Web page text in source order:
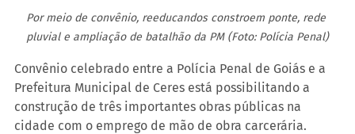
Por meio de convênio, reeducandos constroem ponte, rede
pluvial e ampliação de batalhão da PM (Foto: Polícia Penal)
Convênio celebrado entre a Polícia Penal de Goiás e a
Prefeitura Municipal de Ceres está possibilitando a
construção de três importantes obras públicas na
cidade com o emprego de mão de obra carcerária.